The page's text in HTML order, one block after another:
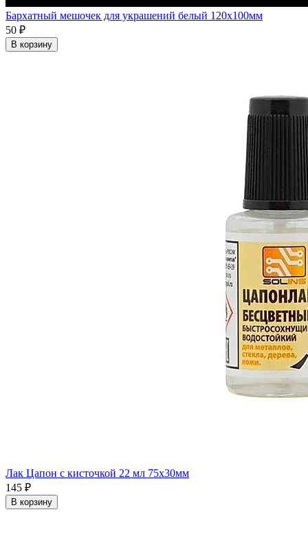
Бархатный мешочек для украшений белый 120x100мм
50 ₽
В корзину
Лак Цапон с кисточкой 22 мл 75x30мм
145 ₽
В корзину